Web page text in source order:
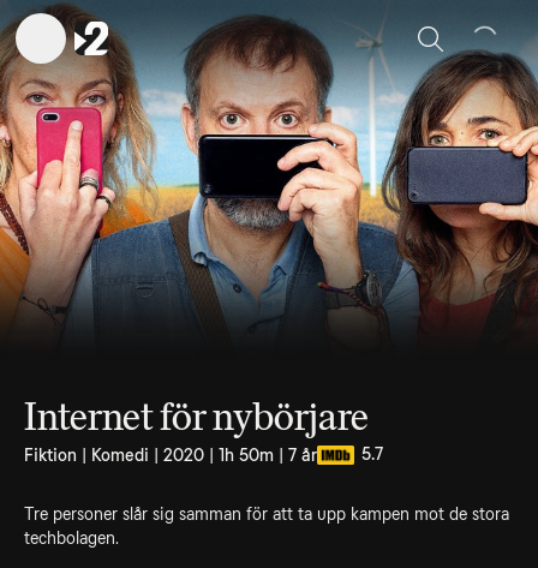
Sök
Internet för nybörjare
Fiktion | Komedi | 2020 | 1h 50m | 7 år 5.7
Tre personer slår sig samman för att ta upp kampen mot de stora
techbolagen.